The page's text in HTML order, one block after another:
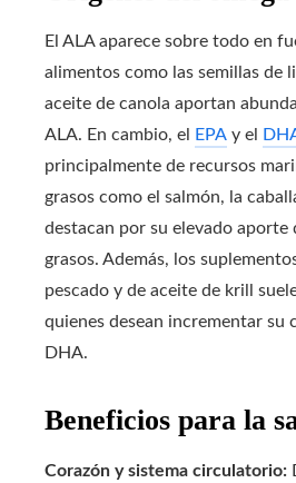
El ALA aparece sobre todo en
alimentos como las semillas de
aceite de canola aportan
ALA. En cambio, el
EPA y el
principalmente de recursos
grasos como el salmón, la
destacan por su elevado aporte
grasos. Además, los
pescado y de aceite de krill
quienes desean incrementar su
DHA.
Beneficios para la
Corazón y sistema circulatorio: